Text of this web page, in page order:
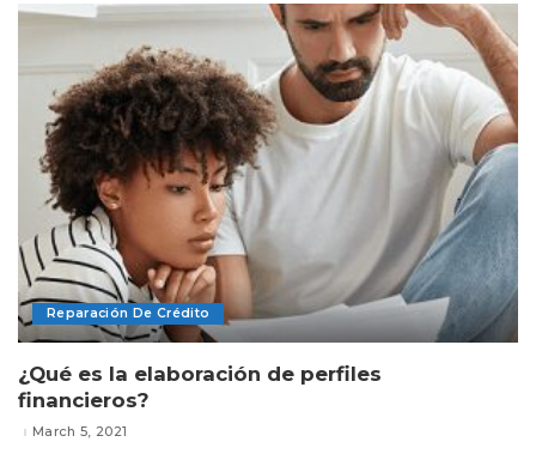
Reparación De Crédito
¿Qué es la elaboración de perfiles
financieros?
March 5, 2021